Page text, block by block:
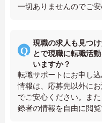
一切ありませんのでご安
現職の求人も見つ
とで現職に転職活
いますか？
転職サポートにお申し
情報は、応募先以外に
でご安心ください。ま
録者の情報を自由に閲